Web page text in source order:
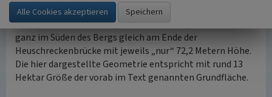
Digitale Topographische Karte (DTK)
etwa 50 Meter nördlich (oder auch südlich) davon bzw.
ganz im Süden des Bergs gleich am Ende der
Heuschreckenbrücke mit jeweils „nur“ 72,2 Metern Höhe.
Die hier dargestellte Geometrie entspricht mit rund 13
Hektar Größe der vorab im Text genannten Grundfläche.